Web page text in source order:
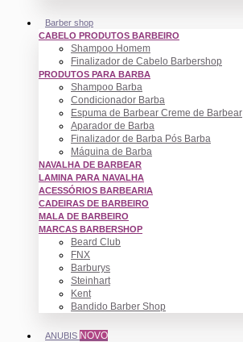
Barber shop
CABELO PRODUTOS BARBEIRO
Shampoo Homem
Finalizador de Cabelo Barbershop
PRODUTOS PARA BARBA
Shampoo Barba
Condicionador Barba
Espuma de Barbear Creme de Barbear
Aparador de Barba
Finalizador de Barba Pós Barba
Máquina de Barba
NAVALHA DE BARBEAR
LAMINA PARA NAVALHA
ACESSÓRIOS BARBEARIA
CADEIRAS DE BARBEIRO
MALA DE BARBEIRO
MARCAS BARBERSHOP
Beard Club
FNX
Barburys
Steinhart
Kent
Bandido Barber Shop
ANUBIS NOVO